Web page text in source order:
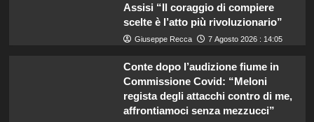
Assisi “Il coraggio di compiere
scelte è l’atto più rivoluzionario”
Giuseppe Recca 7 Agosto 2026 : 14:05
Conte dopo l’audizione fiume in
Commissione Covid: “Meloni
regista degli attacchi contro di me,
affrontiamoci senza mezzucci”